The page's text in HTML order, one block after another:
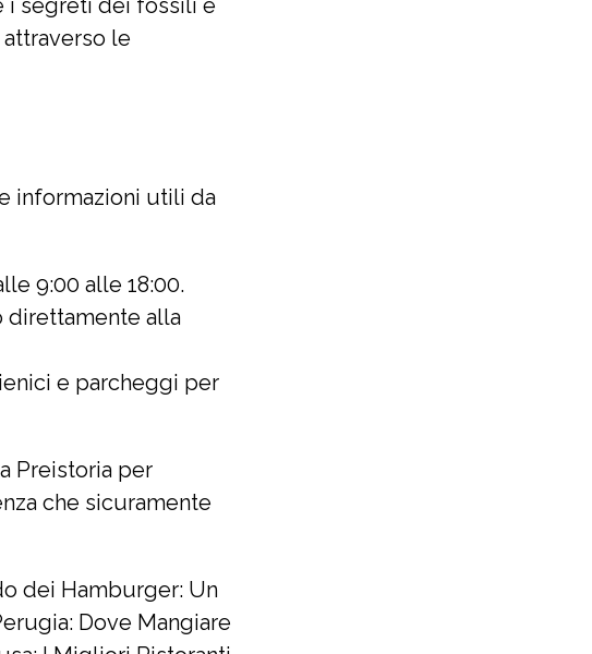
i segreti dei fossili e
le
informazioni utili da
9:00 alle 18:00.
direttamente alla
e parcheggi per
Preistoria per
che sicuramente
dei Hamburger: Un
Dove Mangiare